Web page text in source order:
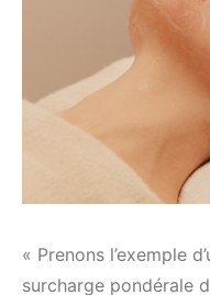
« Prenons l’exemple
surcharge pondérale